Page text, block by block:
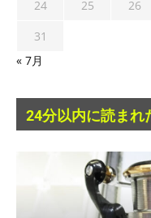
24
25 26
31
« 7月
24分以内に読まれ